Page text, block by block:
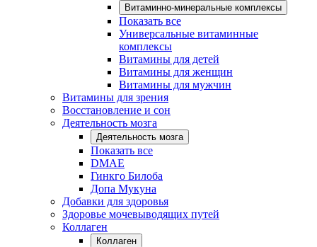
Витаминно-минеральные комплексы
Показать все
Универсальные витаминные
комплексы
Витамины для детей
Витамины для женщин
Витамины для мужчин
Витамины для зрения
Восстановление и сон
Деятельность мозга
Деятельность мозга
Показать все
DMAE
Гинкго Билоба
Допа Мукуна
Добавки для здоровья
Здоровье мочевыводящих путей
Коллаген
Коллаген